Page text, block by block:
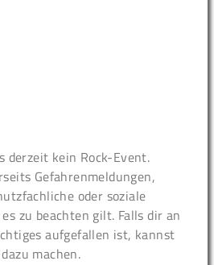
derzeit kein Rock-Event.
Gefahrenmeldungen,
oder soziale
zu beachten gilt. Falls dir an
aufgefallen ist, kannst
machen.